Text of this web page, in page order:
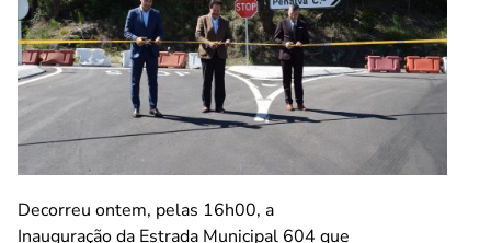
Decorreu ontem, pelas 16h00, a
Inauguração da Estrada Municipal 604 que